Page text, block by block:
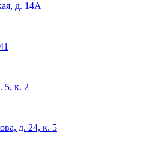
д. 14А
5, к. 2
д. 24, к. 5